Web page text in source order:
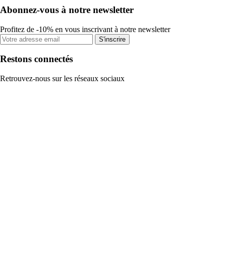
Abonnez-vous à notre newsletter
Profitez de -10% en vous inscrivant à notre newsletter
S'inscrire
Restons connectés
Retrouvez-nous sur les réseaux sociaux